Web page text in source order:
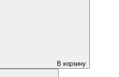
В корзину